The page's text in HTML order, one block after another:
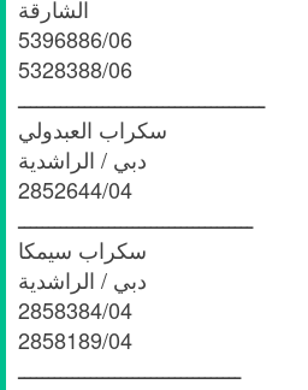
5396886/06
5328388/06
ـــــــــــــــــــــــــــــــــــــــــ
2852644/04
ـــــــــــــــــــــــــــــــــــــــ
2858384/04
2858189/04
ـــــــــــــــــــــــــــــــــــــ